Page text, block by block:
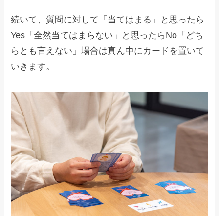
続いて、質問に対して「当てはまる」と思ったら
Yes「全然当てはまらない」と思ったらNo「どち
らとも言えない」場合は真ん中にカードを置いて
いきます。